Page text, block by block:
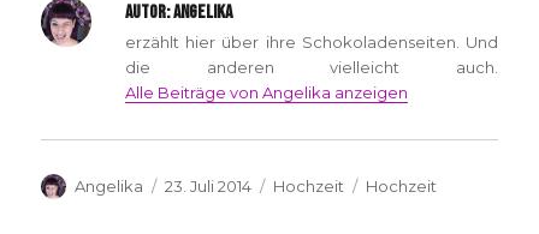
AUTOR:ANGELIKA
erzählt hier über ihre Schokoladenseiten. Und
die anderen vielleicht auch.
Alle Beiträge von Angelika anzeigen
Autor
Angelika
Veröffentlicht
23. Juli 2014 Kategorien
Hochzeit Schlagwörter
Hochzeit